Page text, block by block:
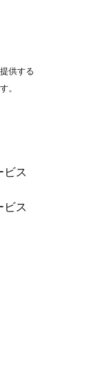
供する
。
ビス
ビス